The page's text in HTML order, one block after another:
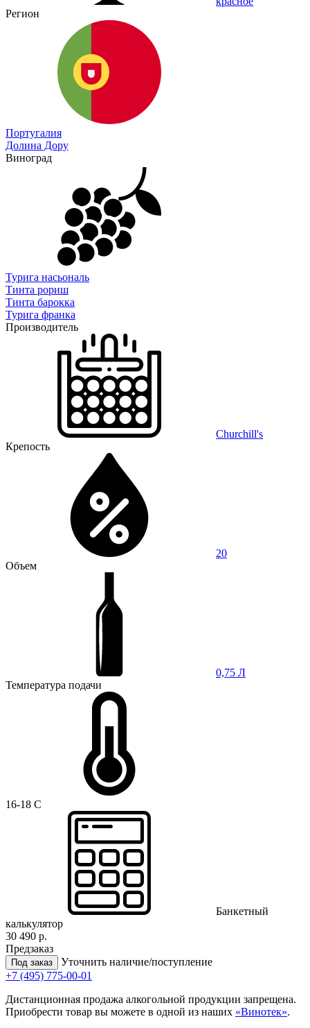
Регион
Португалия
Долина Дору
Виноград
Турига насьональ
Тинта рориш
Тинта барокка
Турига франка
Производитель
Churchill's
Крепость
20
Объем
0,75 Л
Температура подачи
16-18 C
Банкетный
калькулятор
30 490 р.
Предзаказ
Под заказ
Уточнить наличие/поступление
+7 (495) 775-00-01
Дистанционная продажа алкогольной продукции запрещена.
Приобрести товар вы можете в одной из наших «Винотек».